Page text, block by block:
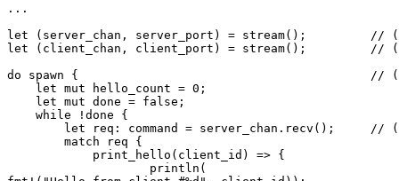
...
let (server_chan, server_port) = stream();         //
let (client_chan, client_port) = stream();         //
do spawn {                                         //
    let mut hello_count = 0;
    let mut done = false;
    while !done {
let req: command = server_chan.recv();     //
        match req {
            print_hello(client_id) => {
                    println(